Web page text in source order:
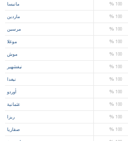
مانيسا %100
ماردين %100
مرسين %100
موغلا %100
موش %100
نيفشهير %100
نيغدا %100
أوردو %100
عثمانية %100
ريزا %100
صقاريا %100